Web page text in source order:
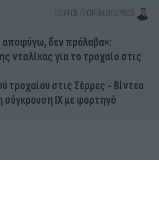
ΓΙΏΡΓΟΣ ΓΕΩΡΓΑΚΌΠΟΥΛΟΣ
δεν πρόλαβα»:
νταλίκας για το τροχαίο στις
τροχαίου στις Σέρρες - Βίντεο
ΙΧ με φορτηγό